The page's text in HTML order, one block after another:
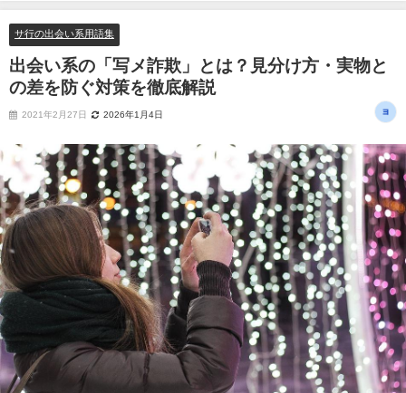
物との差を防ぐ対策を徹底解説
サ行の出会い系用語集
出会い系の「写メ詐欺」とは？見分け方・実物と
の差を防ぐ対策を徹底解説
2021年2月27日 2026年1月4日